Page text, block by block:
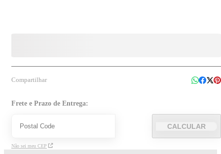
Compartilhar
Frete e Prazo de Entrega:
CALCULAR
Não sei meu CEP